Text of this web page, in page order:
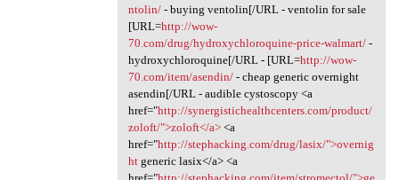
ntolin/- buying ventolin[/URL - ventolin for sale
[URL=http://wow-
70.com/drug/hydroxychloroquine-price-walmart/-
hydroxychloroquine[/URL - [URL=http://wow-
70.com/item/asendin/- cheap generic overnight
asendin[/URL - audible cystoscopy <a
href="http://synergistichealthcenters.com/product/
zoloft/">zoloft</a><a
href="http://stephacking.com/drug/lasix/">overnig
htgeneric lasix</a> <a